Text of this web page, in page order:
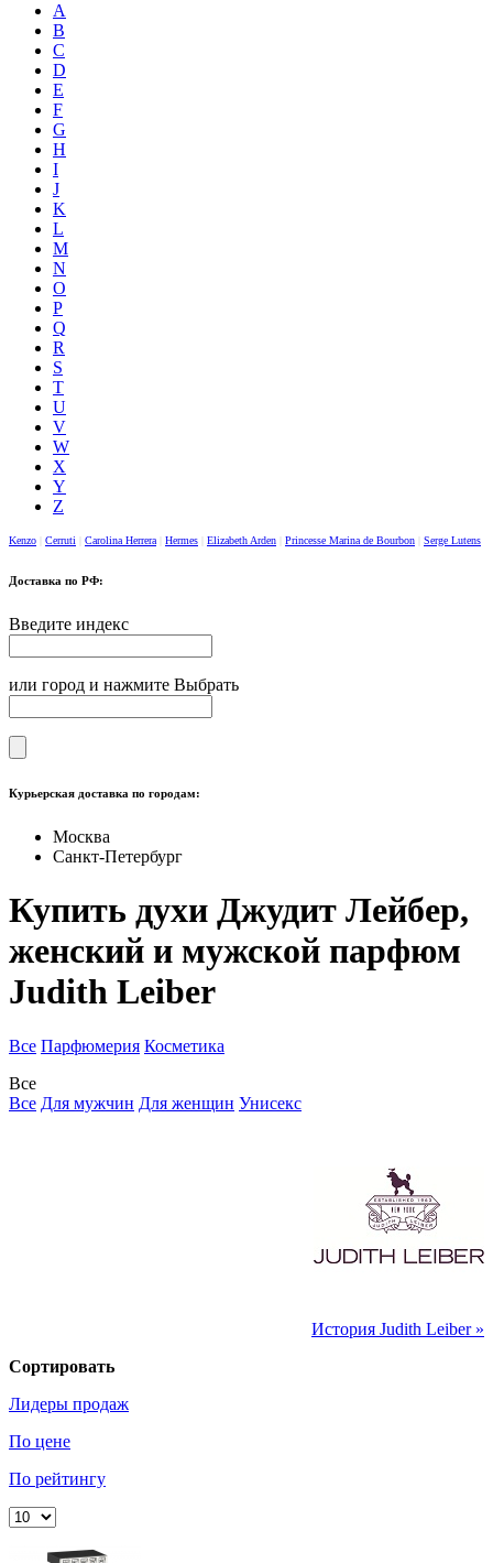
A
B
C
D
E
F
G
H
I
J
K
L
M
N
O
P
Q
R
S
T
U
V
W
X
Y
Z
Kenzo Cerruti Carolina Herrera Hermes Elizabeth Arden Princesse Marina de Bourbon Serge Lutens
Доставка по РФ:
Введите индекс
или город и нажмите Выбрать
Курьерская доставка по городам:
Москва
Санкт-Петербург
Купить духи Джудит Лейбер,
женский и мужской парфюм
Judith Leiber
Все Парфюмерия Косметика
Все
Все Для мужчин Для женщин Унисекс
История Judith Leiber »
Сортировать
Лидеры продаж
По цене
По рейтингу